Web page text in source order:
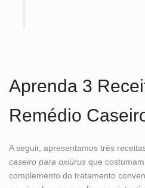
Aprenda 3
Remédio
A seguir, apresentamos três
caseiro para oxiúrus que
complemento do tratamento